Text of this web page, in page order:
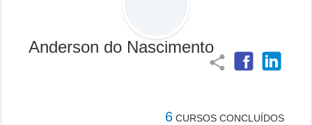
Anderson do Nascimento
share
6 CURSOS CONCLUÍDOS